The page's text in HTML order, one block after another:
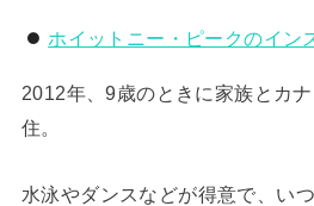
ホイットニー・ピークのイン
2012年、9歳のときに家族とカ
住。
水泳やダンスなどが得意で、い